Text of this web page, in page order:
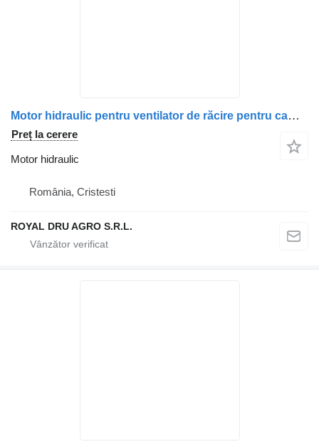
Motor hidraulic pentru ventilator de răcire pentru camion Irisbus 42559557 5001021237 503137209-11
Preț la cerere
Motor hidraulic
România, Cristesti
ROYAL DRU AGRO S.R.L.